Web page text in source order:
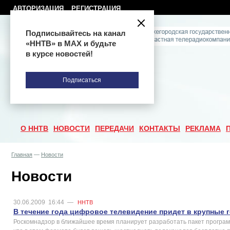
АВТОРИЗАЦИЯ РЕГИСТРАЦИЯ
О ННТВ НОВОСТИ ПЕРЕДАЧИ КОНТАКТЫ РЕКЛАМА
Главная — Новости
Новости
30.06.2009 16:44 — ННТВ
В течение года цифровое телевидение придет в крупные
Роскомнадзор в ближайшее время планирует разработать пакет
Подписывайтесь на канал
«ННТВ» в МАХ и будьте
в курсе новостей!
Подписаться